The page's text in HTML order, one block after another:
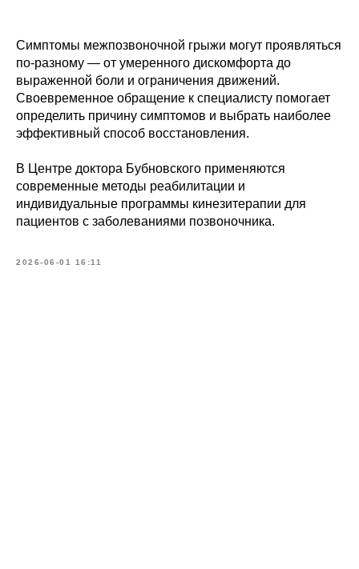
Симптомы межпозвоночной грыжи могут проявляться
по-разному — от умеренного дискомфорта до
выраженной боли и ограничения движений.
Своевременное обращение к специалисту помогает
определить причину симптомов и выбрать наиболее
эффективный способ восстановления.
В Центре доктора Бубновского применяются
современные методы реабилитации и
индивидуальные программы кинезитерапии для
пациентов с заболеваниями позвоночника.
2026-06-01 16:11